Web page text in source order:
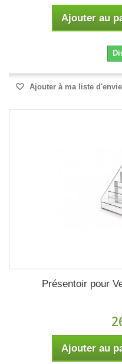
Ajouter au
Ajouter à ma liste
Présentoir pour
Ajouter au